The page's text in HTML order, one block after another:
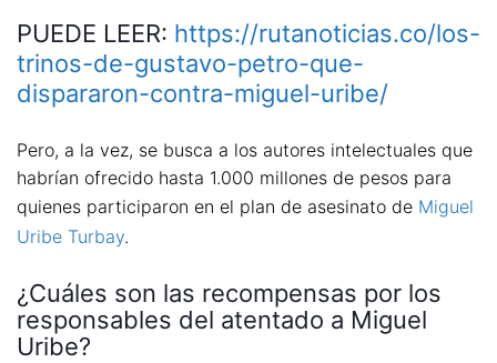
PUEDE LEER: https://rutanoticias.co/los-
trinos-de-gustavo-petro-que-
dispararon-contra-miguel-uribe/
Pero, a la vez, se busca a los autores intelectuales que
habrían ofrecido hasta 1.000 millones de pesos para
quienes participaron en el plan de asesinato de Miguel
Uribe Turbay.
¿Cuáles son las recompensas por los
responsables del atentado a Miguel
Uribe?